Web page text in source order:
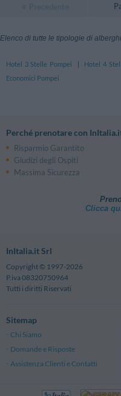
Elenco di tutte le tipologie di
Hotel 3 Stelle Pompei Hotel 4
Economici Pompei
Perché prenotare con
Risparmio Garantito
Giudizi degli Ospiti
Massima Sicurezza
Clicca
InItalia.it Srl
Copyright © 1997-2026
P.iva 08320750964
Tutti i diritti Riservati
Sitemap
Chi Siamo
Domande e Risposte
Assistenza Clienti e Contatti